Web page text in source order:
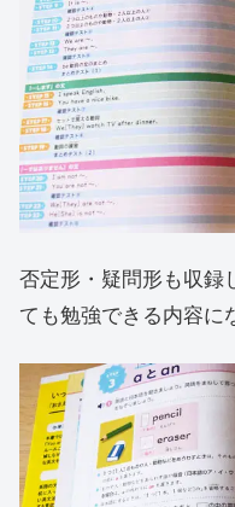
否定形・疑問形も収録
ても勉強できる内容に